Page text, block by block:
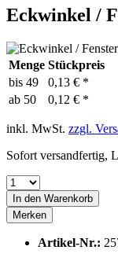
Eckwinkel /
Menge Stückpreis
bis 49
0,13 € *
ab 50 0,12 € *
inkl. MwSt. zzgl.
Sofort versandfertig,
In den Warenkorb
Merken
Artikel-Nr.: